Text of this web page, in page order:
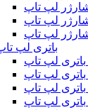
باتری لپ